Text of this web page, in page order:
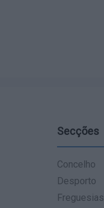
Secções
Concelho
Desporto
Freguesias